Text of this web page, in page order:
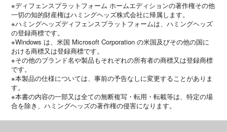
※ディフェンスプラットフォーム ホームエディションの著作権その他
一切の知的財産権はハミングヘッズ株式会社に帰属します。
※ハミングヘッズディフェンスプラットフォームは、ハミングヘッズ
の登録商標です。
※Windows は、米国 Microsoft Corporation の米国及びその他の国に
おける商標又は登録商標です。
※その他のブランド名や製品もそれぞれの所有者の商標又は登録商標
です。
※本製品の仕様については、事前の予告なしに変更することがありま
す。
※本書の内容の一部又は全ての無断複写・転用・転載等は、特定の場
合を除き、ハミングヘッズの著作権の侵害になります。